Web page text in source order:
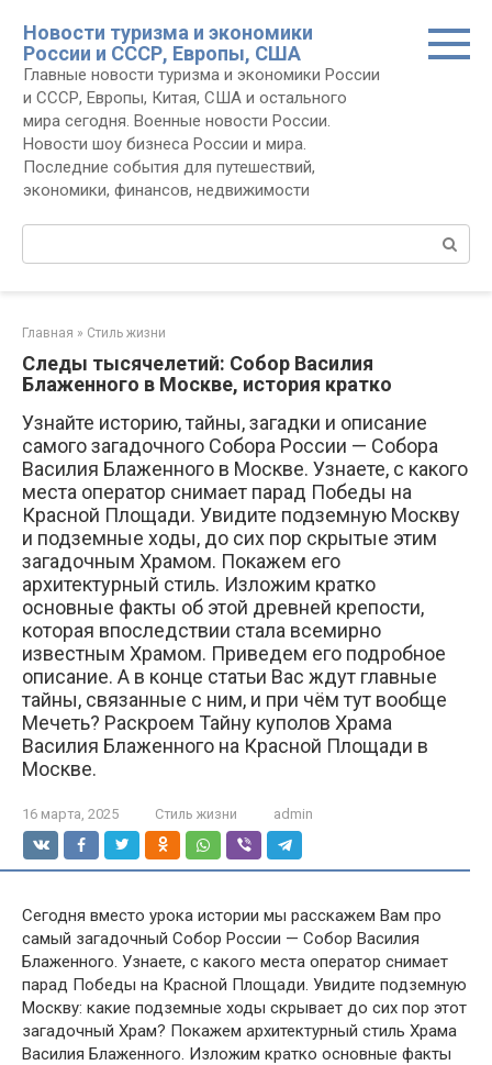
контенту
Новости туризма и экономики
России и СССР, Европы, США
Главные новости туризма и экономики России
и СССР, Европы, Китая, США и остального
мира сегодня. Военные новости России.
Новости шоу бизнеса России и мира.
Последние события для путешествий,
экономики, финансов, недвижимости
Поиск:
Главная » Стиль жизни
Следы тысячелетий: Собор Василия
Блаженного в Москве, история кратко
Узнайте историю, тайны, загадки и описание
самого загадочного Собора России — Собора
Василия Блаженного в Москве. Узнаете, с какого
места оператор снимает парад Победы на
Красной Площади. Увидите подземную Москву
и подземные ходы, до сих пор скрытые этим
загадочным Храмом. Покажем его
архитектурный стиль. Изложим кратко
основные факты об этой древней крепости,
которая впоследствии стала всемирно
известным Храмом. Приведем его подробное
описание. А в конце статьи Вас ждут главные
тайны, связанные с ним, и при чём тут вообще
Мечеть? Раскроем Тайну куполов Храма
Василия Блаженного на Красной Площади в
Москве.
16 марта, 2025 Стиль жизни admin
Сегодня вместо урока истории мы расскажем Вам про
самый загадочный Собор России — Собор Василия
Блаженного. Узнаете, с какого места оператор снимает
парад Победы на Красной Площади. Увидите подземную
Москву: какие подземные ходы скрывает до сих пор этот
загадочный Храм? Покажем архитектурный стиль Храма
Василия Блаженного. Изложим кратко основные факты